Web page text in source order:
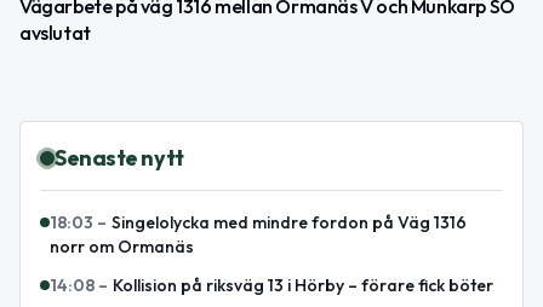
Vägarbete på väg 1316 mellan Ormanäs V och Munkarp SO
avslutat
Senaste nytt
18:03 – Singelolycka med mindre fordon på Väg 1316
norr om Ormanäs
14:08 – Kollision på riksväg 13 i Hörby – förare fick böter